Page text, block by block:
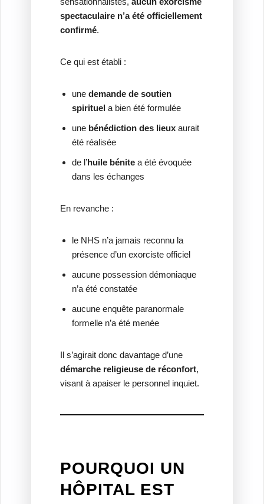
spectaculaire n’a été officiellement
confirmé.
Ce qui est établi :
une demande de soutien
spirituel a bien été formulée
une bénédiction des lieux aurait
été réalisée
de l’huile bénite a été évoquée
dans les échanges
En revanche :
le NHS n’a jamais reconnu la
présence d’un exorciste officiel
aucune possession démoniaque
n’a été constatée
aucune enquête paranormale
formelle n’a été menée
Il s’agirait donc davantage d’une
démarche religieuse de réconfort,
visant à apaiser le personnel inquiet.
POURQUOI UN
HÔPITAL EST